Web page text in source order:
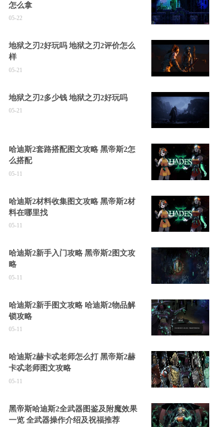
怎么拿
05-22
地狱之刃2好玩吗 地狱之刃2评价怎么
样
05-21
地狱之刃2多少钱 地狱之刃2好玩吗
05-21
哈迪斯2套路搭配图文攻略 黑帝斯2怎
么搭配
05-11
哈迪斯2材料收集图文攻略 黑帝斯2材
料在哪里找
05-11
哈迪斯2新手入门攻略 黑帝斯2图文攻
略
05-11
哈迪斯2新手图文攻略 哈迪斯2物品解
锁攻略
05-11
哈迪斯2赫卡忒老师怎么打 黑帝斯2赫
卡忒老师图文攻略
05-11
黑帝斯哈迪斯2全武器图鉴及附魔效果
一览 全武器操作介绍及祝福推荐